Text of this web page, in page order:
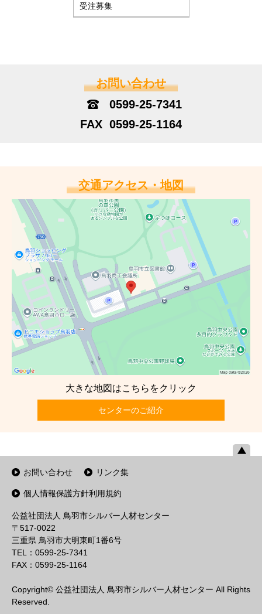
受注募集
お問い合わせ
0599-25-7341
0599-25-1164
交通アクセス・地図
大きな地図はこちらをクリック
センターのご紹介
お問い合わせ リンク集
個人情報保護方針利用規約
公益社団法人 鳥羽市シルバー人材センター
〒517-0022
三重県 鳥羽市大明東町1番6号
TEL：0599-25-7341
FAX：0599-25-1164
Copyright© 公益社団法人 鳥羽市シルバー人材センター All Rights
Reserved.